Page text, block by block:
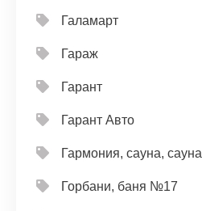
Галамарт
Гараж
Гарант
Гарант Авто
Гармония, сауна, сауна
Горбани, баня №17